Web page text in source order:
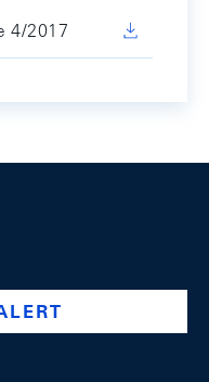
4/2017
swiss-national-
@swissnationalbank